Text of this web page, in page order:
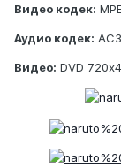
Видео кодек:
Аудио кодек: AC3
Видео: DVD